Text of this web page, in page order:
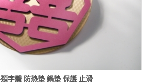
字體 防熱墊 鍋墊 保護 止滑